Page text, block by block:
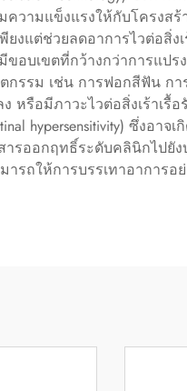
มความแข็งแรงให้กับโคร
พียงแต่ช่วยลดอาการไวต่อ
อบเขตที่กว้างกว่าการแป
รรม เช่น การฟอกสีฟัน กา
หรือมีภาวะไวต่อสิ่งเร้าเ
hypersensitivity) ซึ่ง
ารออกฤทธิ์ระดับคลินิกไป
มารถให้การบรรเทาอากา